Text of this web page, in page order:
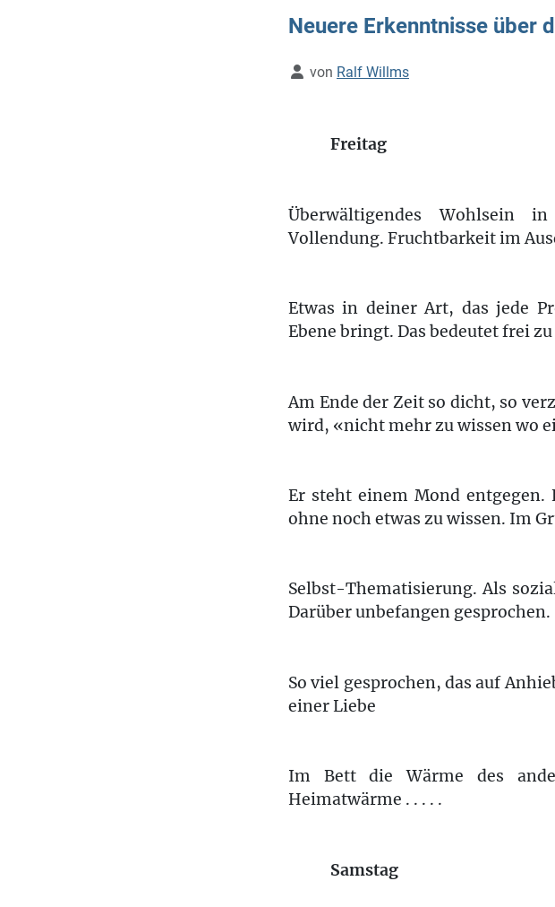
Neuere Erkenntnisse über
Details
von Ralf Willms
Freitag
Überwältigendes Wohlsein
Vollendung. Fruchtbarkeit im
Etwas in deiner Art, das jede
Ebene bringt. Das bedeutet frei
Am Ende der Zeit so dicht, so
wird, «nicht mehr zu wissen wo
Er steht einem Mond
ohne noch etwas zu wissen. Im
Selbst-Thematisierung. Als
Darüber unbefangen gesprochen.
So viel gesprochen, das auf
einer Liebe
Im Bett die Wärme des
Heimatwärme . . . . .
Samstag